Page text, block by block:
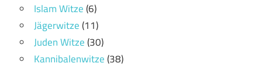
Islam Witze(6)
Jägerwitze(11)
Juden Witze(30)
Kannibalenwitze(38)